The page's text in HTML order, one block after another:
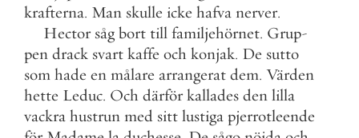
krafterna. Man skulle icke hafva nerver.
Hector såg bort till familjehörnet. Grup-
pen drack svart kaffe och konjak. De sutto
som hade en målare arrangerat dem. Värden
hette Leduc. Och därför kallades den lilla
vackra hustrun med sitt lustiga pjerrotleende